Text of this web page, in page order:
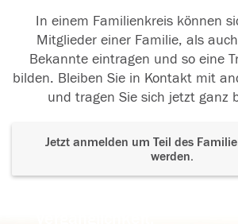
In einem Familienkreis können
Mitglieder einer Familie, als
Bekannte eintragen und so eine
bilden. Bleiben Sie in Kontakt mit
und tragen Sie sich jetzt ganz
Jetzt anmelden um Teil des
werden.